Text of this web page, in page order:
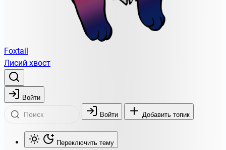
Foxtail
Лисий хвост
Войти
Войти Добавить топик
Переключить тему